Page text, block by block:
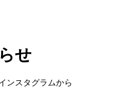
せ
ンスタグラムから